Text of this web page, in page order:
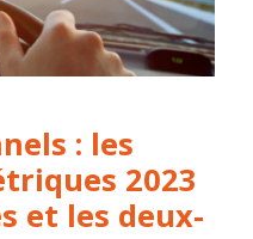
: les
2023
et les deux-